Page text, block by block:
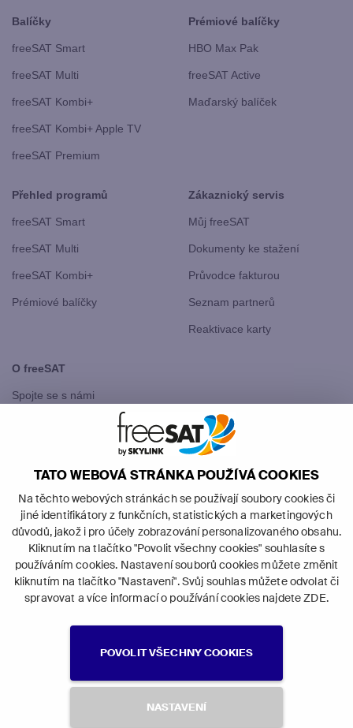
TATO WEBOVÁ STRÁNKA POUŽÍVÁ COOKIES
Na těchto webových stránkách se používají soubory cookies či
jiné identifikátory z funkčních, statistických a marketingových
důvodů, jakož i pro účely zobrazování personalizovaného obsahu.
Kliknutím na tlačítko "Povolit všechny cookies" souhlasíte s
používáním cookies. Nastavení souborů cookies můžete změnit
kliknutím na tlačítko "Nastavení". Svůj souhlas můžete odvolat či
spravovat a více informací o používání cookies najdeteZDE.
POVOLIT VŠECHNY COOKIES
NASTAVENÍ
Balíčky
freeSAT Smart
freeSAT Multi
freeSAT Kombi+
freeSAT Kombi+ Apple TV
freeSAT Premium
Prémiové balíčky
HBO Max Pak
freeSAT Active
Maďarský balíček
Přehled programů
freeSAT Smart
freeSAT Multi
freeSAT Kombi+
Prémiové balíčky
Zákaznický servis
Můj freeSAT
Dokumenty ke stažení
Průvodce fakturou
Seznam partnerů
Reaktivace karty
O freeSAT
Spojte se s námi
© 2026 Canal+ Luxembourg S. à r.l. -
všechna práva vyhrazena.
freeSAT je obchodní značka používaná
pod licencí Canal+ Luxembourg S. à r.l.